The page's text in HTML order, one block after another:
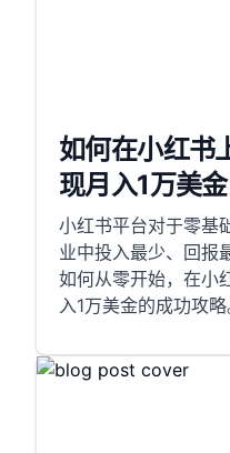
如何在小红书
现月入1万美
小红书平台对于零基
业中投入最少、回报
如何从零开始，在小
入1万美金的成功攻略